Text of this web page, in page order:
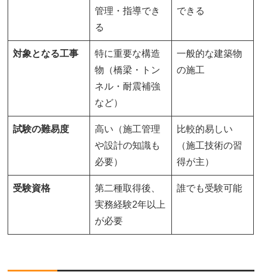
管理・指導でき
る
できる
対象となる工事
特に重要な構造
物（橋梁・トン
ネル・耐震補強
など）
一般的な建築物
の施工
試験の難易度
高い（施工管理
や設計の知識も
必要）
比較的易しい
（施工技術の習
得が主）
受験資格
第二種取得後、
実務経験2年以上
が必要
誰でも受験可能